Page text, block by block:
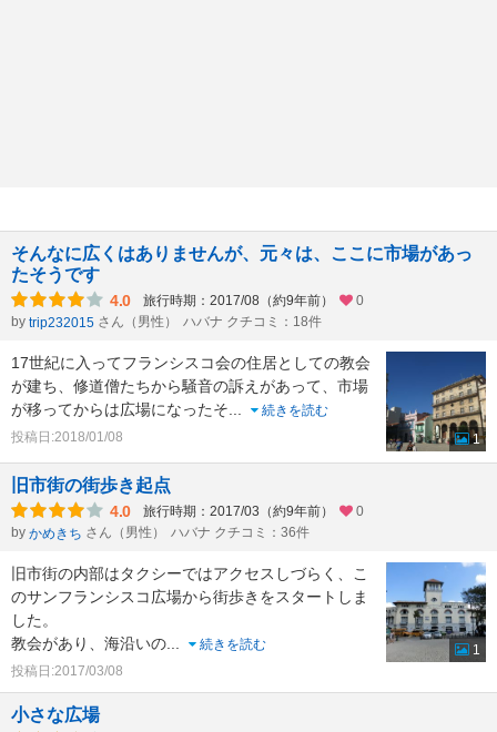
そんなに広くはありませんが、元々は、ここに市場があっ
たそうです
4.0 旅行時期：2017/08（約9年前）
0
by trip232015 さん（男性） ハバナ クチコミ：18件
17世紀に入ってフランシスコ会の住居としての教会
が建ち、修道僧たちから騒音の訴えがあって、市場
が移ってからは広場になったそ...
続きを読む
投稿日:2018/01/08
1
旧市街の街歩き起点
4.0 旅行時期：2017/03（約9年前）
0
by かめきち さん（男性） ハバナ クチコミ：36件
旧市街の内部はタクシーではアクセスしづらく、こ
のサンフランシスコ広場から街歩きをスタートしま
した。
教会があり、海沿いの...
続きを読む
投稿日:2017/03/08
1
小さな広場